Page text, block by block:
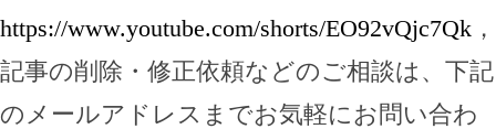
https://www.youtube.com/shorts/EO92vQjc7Qk ，
記事の削除・修正依頼などのご相談は、下記
のメールアドレスまでお気軽にお問い合わ